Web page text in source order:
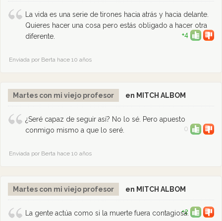
La vida es una serie de tirones hacia atrás y hacia delante.
Quieres hacer una cosa pero estás obligado a hacer otra
diferente.
+4
Enviada por Berta hace 10 años
Martes con mi viejo profesor en MITCH ALBOM
¿Seré capaz de seguir así? No lo sé. Pero apuesto
conmigo mismo a que lo seré.
0
Enviada por Berta hace 10 años
Martes con mi viejo profesor en MITCH ALBOM
La gente actúa como si la muerte fuera contagiosa.
+2